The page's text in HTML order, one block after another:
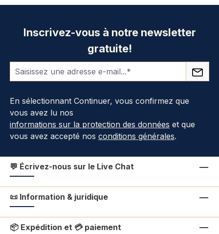
Inscrivez-vous à notre newsletter
gratuite!
En sélectionnant Continuer, vous confirmez que
vous avez lu nos
informations sur la protection des données et que
vous avez accepté nos conditions générales.
💬 Écrivez-nous sur le Live Chat
📜 Information & juridique
📦 Expédition et 💳 paiement